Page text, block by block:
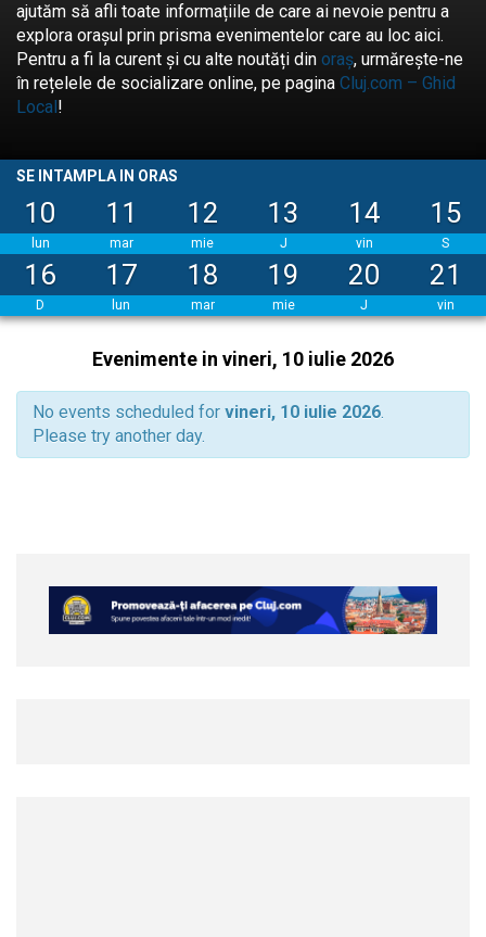
ajutăm să afli toate informațiile de care ai nevoie pentru a
explora orașul prin prisma evenimentelor care au loc aici.
Pentru a fi la curent și cu alte noutăți din oraș, urmărește-ne
în rețelele de socializare online, pe pagina Cluj.com – Ghid
Local !
SE INTAMPLA IN ORAS
10
lun
11
mar
12
mie
13
J
14
vin
15
S
16
D
17
lun
18
mar
19
mie
20
J
21
vin
Evenimente in vineri, 10 iulie 2026
No events scheduled for vineri, 10 iulie 2026.
Please try another day.